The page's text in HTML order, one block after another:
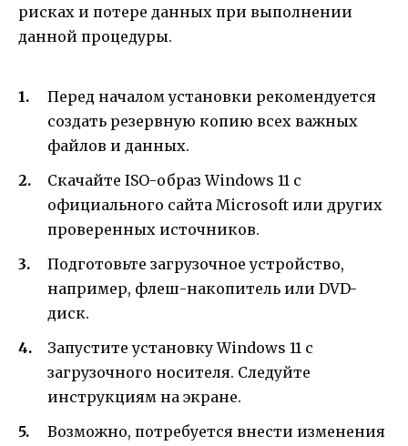
рисках и потере данных при выполнении
данной процедуры.
Перед началом установки рекомендуется
создать резервную копию всех важных
файлов и данных.
Скачайте ISO-образ Windows 11 с
официального сайта Microsoft или других
проверенных источников.
Подготовьте загрузочное устройство,
например, флеш-накопитель или DVD-
диск.
Запустите установку Windows 11 с
загрузочного носителя. Следуйте
инструкциям на экране.
Возможно, потребуется внести изменения